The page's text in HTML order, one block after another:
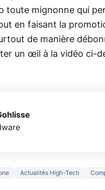
toute mignonne qui
en faisant la
de manière
un œil à la vidéo ci-
Actualités High-Tech
Ce que vous